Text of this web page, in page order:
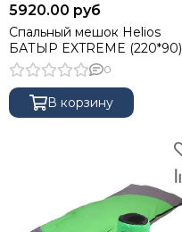
Гермомешки
Инструмент походный
Душ походный
Вещмешки
Товары первой помощи
Зонты рыболовные
5920.00 руб
Спальный мешок Helios
БАТЫР EXTREME (220*90)
Stratex 300 КМФ цифра
0
В корзину